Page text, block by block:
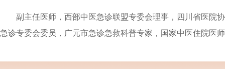
副主任医师，西部中医急诊联盟专委会理事，四川省医院
急诊专委会委员，广元市急诊急救科普专家，国家中医住院医